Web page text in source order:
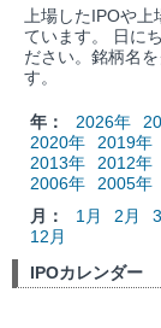
上場したIPOや上
ています。 日に
ださい。銘柄名
す。
年： 2026年
2020年
2019年
2013年
2012年
2006年
2005年
月：
1月 2月
12月
IPOカレンダー